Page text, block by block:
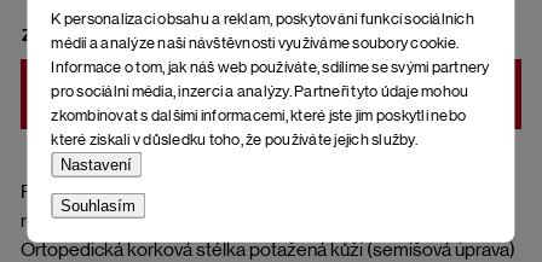
K personalizaci obsahu a reklam, poskytování funkcí sociálních
médií a analýze naší návštěvnosti využíváme soubory cookie.
Informace o tom, jak náš web používáte, sdílíme se svými partnery
pro sociální média, inzerci a analýzy. Partneři tyto údaje mohou
zkombinovat s dalšími informacemi, které jste jim poskytli nebo
které získali v důsledku toho, že používáte jejich služby.
Nastavení
Souhlasím
Pásky přes nohy: 38 % bavlna, 35 % polyamid, 16 %
recyklovaná bavlna, 11 % recyklovaný polyester
Ortopedická korková stélka potažená kůží (semišová úprava)
ZVOLTE VARIANTU
DO KOŠÍKU